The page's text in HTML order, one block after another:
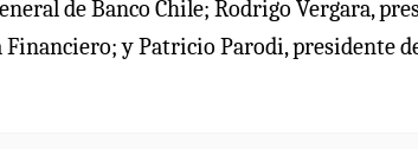
de Banco Chile; Rodrigo Vergara,
Financiero; y Patricio Parodi, presidente